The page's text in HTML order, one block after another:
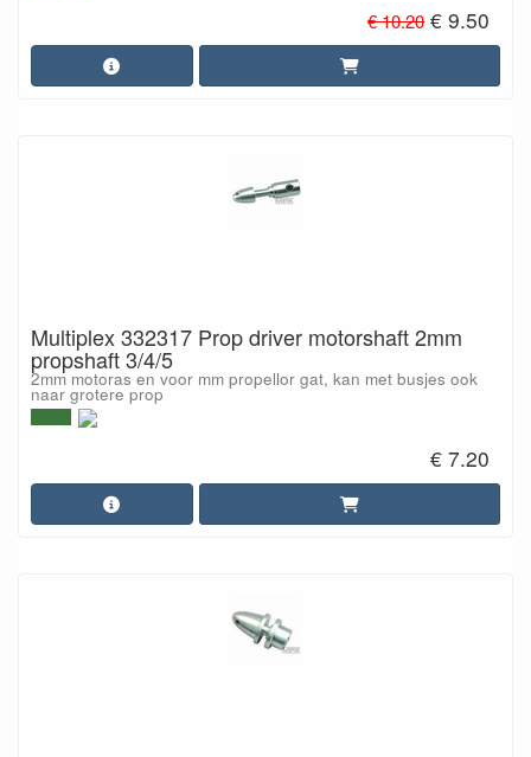
€ 10.20 € 9.50
Multiplex 332317 Prop driver motorshaft 2mm
propshaft 3/4/5
2mm motoras en voor mm propellor gat, kan met busjes ook
naar grotere prop
€ 7.20